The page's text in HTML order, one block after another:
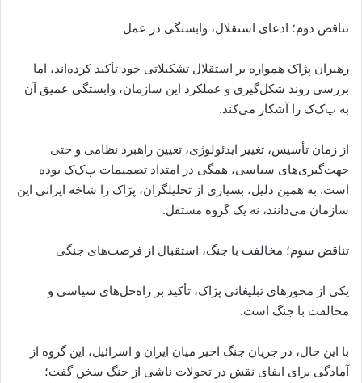
تناقض دوم؛ ادعای استقلال، وابستگی در عمل
رهبران پژاک همواره بر استقلال تشکیلاتی خود تأکید کرده‌اند، اما
بررسی روند شکل‌گیری و عملکرد این سازمان، وابستگی عمیق آن
به پ‌ک‌ک را آشکار می‌کند.
از زمان تأسیس، تغییر ایدئولوژی، تعیین راهبرد نظامی و حتی
جهت‌گیری‌های سیاسی، همگی در امتداد تصمیمات پ‌ک‌ک بوده
است. به همین دلیل، بسیاری از تحلیلگران، پژاک را شاخه ایرانی این
سازمان می‌دانند، نه یک گروه مستقل.
تناقض سوم؛ مخالفت با جنگ، استقبال از فرصت‌های جنگی
یکی از محورهای تبلیغاتی پژاک، تأکید بر راه‌حل‌های سیاسی و
مخالفت با جنگ است.
با این حال، در جریان جنگ اخیر میان ایران و اسرائیل، این گروه از
آمادگی برای ایفای نقش در تحولات ناشی از جنگ سخن گفت؛